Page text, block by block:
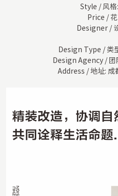
Style / 风格
Price /
Designer /
Design Type / 类
Design Agency / 团
Address / 地址: 成